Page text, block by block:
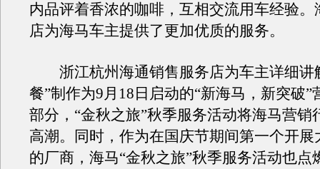
内品评着香浓的咖啡，互相交流用车经验。
店为海马车主提供了更加优质的服务。
浙江杭州海通销售服务店为车主详细讲
餐”制作为9月18日启动的“新海马，新突破”
部分，“金秋之旅”秋季服务活动将海马营销
高潮。同时，作为在国庆节期间第一个开展
的厂商，海马“金秋之旅”秋季服务活动也点